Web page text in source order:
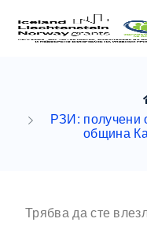
РЗИ: получени
община
Трябва да сте